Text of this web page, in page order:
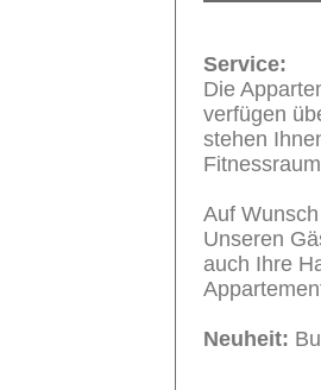
Service:
Die
verfügen
stehen
Auf
Unseren
auch Ihre
Neuheit: